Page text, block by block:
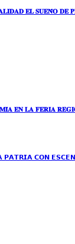
𝐄𝐋 𝐒𝐔𝐄𝐍̃𝐎 𝐃𝐄
𝐄𝐍 𝐋𝐀 𝐅𝐄𝐑𝐈𝐀
𝗖𝗢𝗡